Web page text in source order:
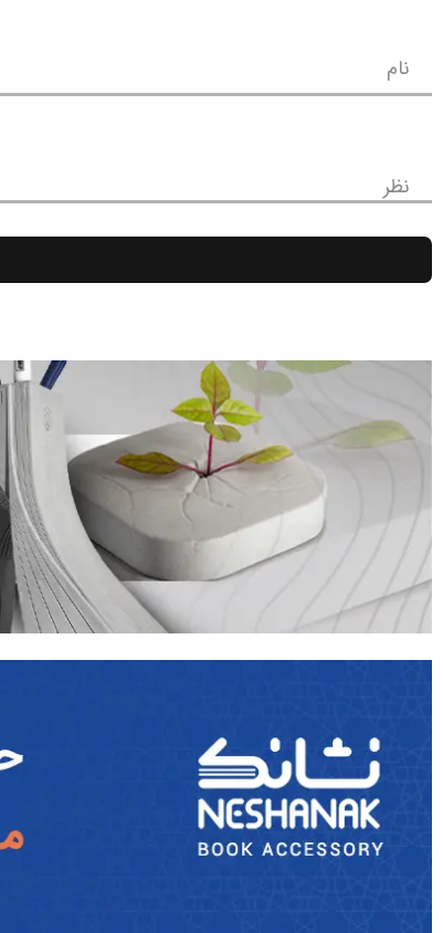
نام
نظر